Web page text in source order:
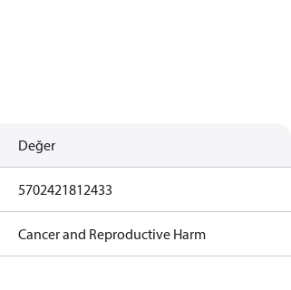
Değer
5702421812433
Cancer and Reproductive Harm